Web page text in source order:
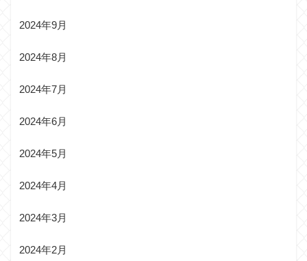
2024年9月
2024年8月
2024年7月
2024年6月
2024年5月
2024年4月
2024年3月
2024年2月